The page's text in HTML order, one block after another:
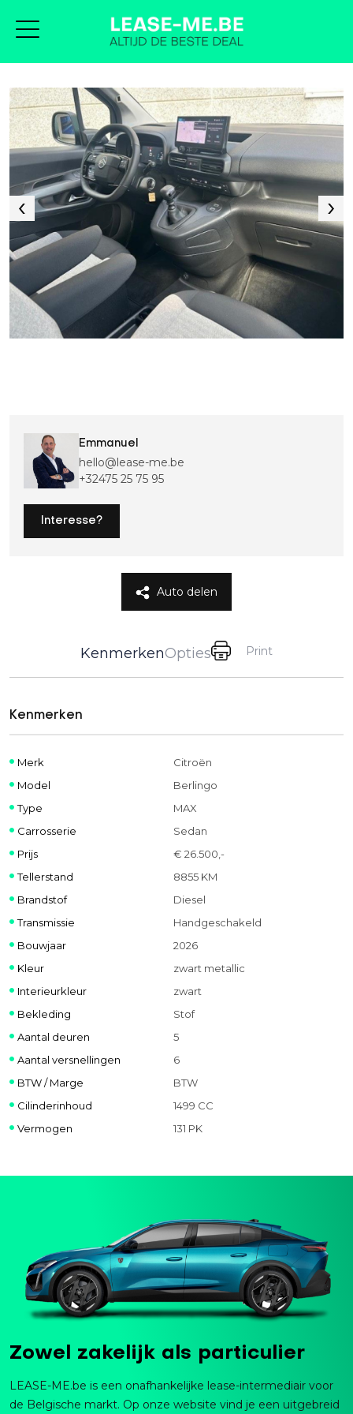
Emmanuel
hello@lease-me.be
+32475 25 75 95
Interesse?
Auto delen
KenmerkenOpties Print
Kenmerken
Merk
Citroën
Model
Berlingo
Type
MAX
Carrosserie
Sedan
Prijs
€ 26.500,-
Tellerstand
8855 KM
Brandstof
Diesel
Transmissie
Handgeschakeld
Bouwjaar
2026
Kleur
zwart metallic
Interieurkleur
zwart
Bekleding
Stof
Aantal deuren
5
Aantal versnellingen
6
BTW / Marge
BTW
Cilinderinhoud
1499 CC
Vermogen
131 PK
Zowel zakelijk als particulier
LEASE-ME.be is een onafhankelijke lease-intermediair voor
de Belgische markt. Op onze website vind je een uitgebreid